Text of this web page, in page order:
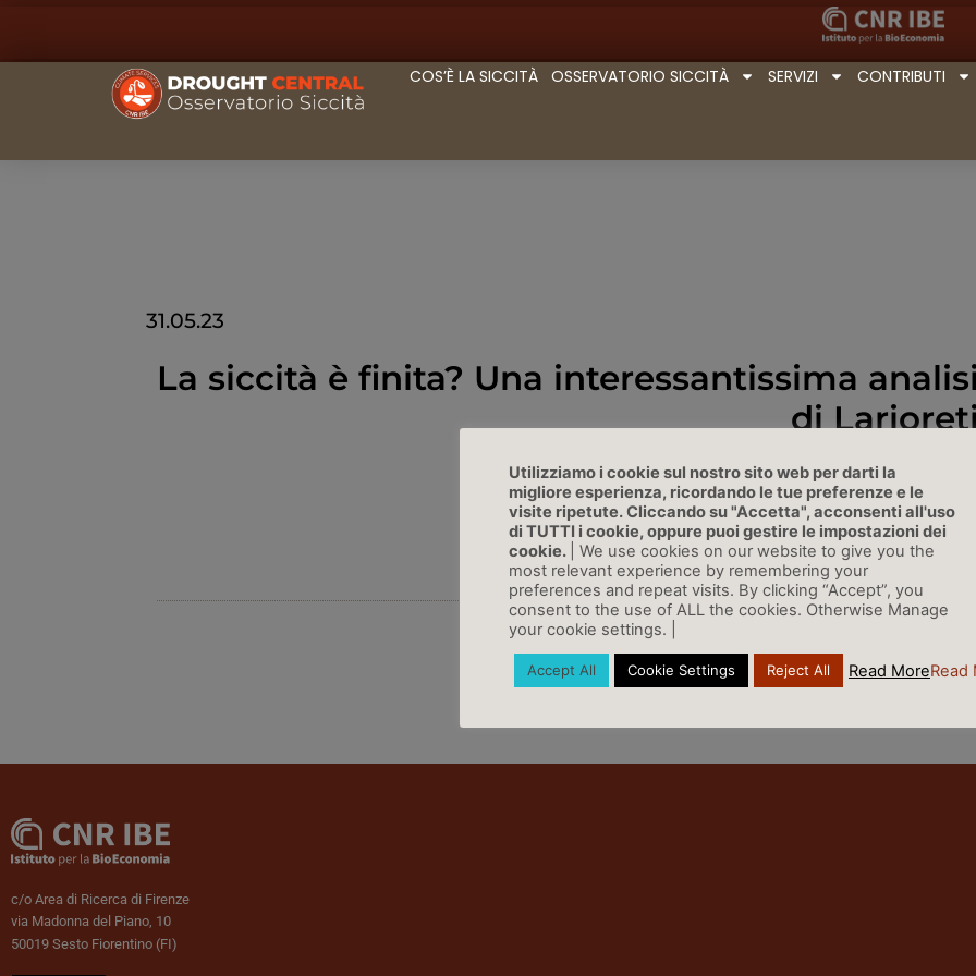
COS’È LA SICCITÀ OSSERVATORIO SICCITÀ SERVIZI CONTRIBUTI
31.05.23
La siccità è finita? Una interessantissima
di
Valbiandino.net, 31/05/
LINK
Vai a Rassegna Stampa »
c/o Area di Ricerca di Firenze
via Madonna del Piano, 10
50019 Sesto Fiorentino (FI)
Utilizziamo i cookie sul nostro sito web per darti la
migliore esperienza, ricordando le tue preferenze e le
visite ripetute. Cliccando su "Accetta", acconsenti all'uso
di TUTTI i cookie, oppure puoi gestire le impostazioni dei
cookie.
| We use cookies on our website to give you the
most relevant experience by remembering your
preferences and repeat visits. By clicking “Accept”, you
consent to the use of ALL the cookies. Otherwise Manage
your cookie settings. |
Accept All Cookie Settings Reject All Read MoreRead